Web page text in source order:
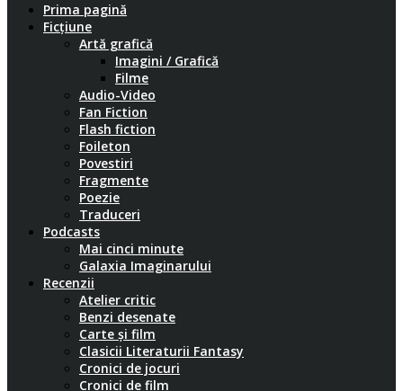
Prima pagină
Ficțiune
Artă grafică
Imagini / Grafică
Filme
Audio-Video
Fan Fiction
Flash fiction
Foileton
Povestiri
Fragmente
Poezie
Traduceri
Podcasts
Mai cinci minute
Galaxia Imaginarului
Recenzii
Atelier critic
Benzi desenate
Carte și film
Clasicii Literaturii Fantasy
Cronici de jocuri
Cronici de film